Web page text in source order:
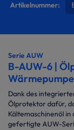
Artikelnummer:
Serie AUW
B-AUW-6 |
Dank des
Ölprotektor dafür,
Kältemaschinenöl in
gefertigte AUW-